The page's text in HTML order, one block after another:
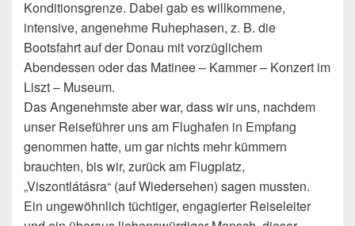
Konditionsgrenze. Dabei gab es willkommene,
intensive, angenehme Ruhephasen, z. B. die
Bootsfahrt auf der Donau mit vorzüglichem
Abendessen oder das Matinee – Kammer – Konzert im
Liszt – Museum.
Das Angenehmste aber war, dass wir uns, nachdem
unser Reiseführer uns am Flughafen in Empfang
genommen hatte, um gar nichts mehr kümmern
brauchten, bis wir, zurück am Flugplatz,
„Viszontlátásra“ (auf Wiedersehen) sagen mussten.
Ein ungewöhnlich tüchtiger, engagierter Reiseleiter